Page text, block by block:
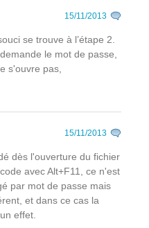
15/11/2013
se trouve à l’étape 2.
le mot de passe,
s'ouvre pas,
15/11/2013
dès l'ouverture du fichier
avec Alt+F11, ce n'est
par mot de passe mais
et dans ce cas la
effet.